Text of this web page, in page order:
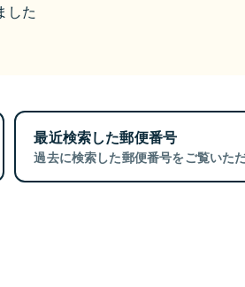
した
最近検索した郵便番号
過去に検索した郵便番号をご覧いただ